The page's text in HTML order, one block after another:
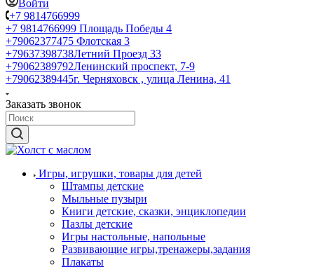
Войти
+7 9814766999
+7 9814766999 Площадь Победы 4
+79062377475 Флотская 3
+79637398738Летний Проезд 33
+79062389792Ленинский проспект, 7-9
+79062389445г. Черняховск , улица Ленина, 41
Заказать звонок
Игры, игрушки, товары для детей
Штампы детские
Мыльные пузыри
Книги детские, сказки, энциклопедии
Пазлы детские
Игры настольные, напольные
Развивающие игры,тренажеры,задания
Плакаты